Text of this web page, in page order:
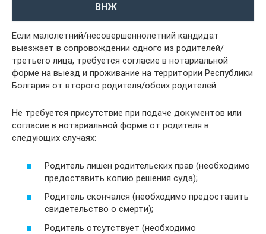
ВНЖ
Если малолетний/несовершеннолетний кандидат
выезжает в сопровождении одного из родителей/
третьего лица, требуется согласие в нотариальной
форме на выезд и проживание на территории Республики
Болгария от второго родителя/обоих родителей.
Не требуется присутствие при подаче документов или
согласие в нотариальной форме от родителя в
следующих случаях:
Родитель лишен родительских прав (необходимо
предоставить копию решения суда);
Родитель скончался (необходимо предоставить
свидетельство о смерти);
Родитель отсутствует (необходимо